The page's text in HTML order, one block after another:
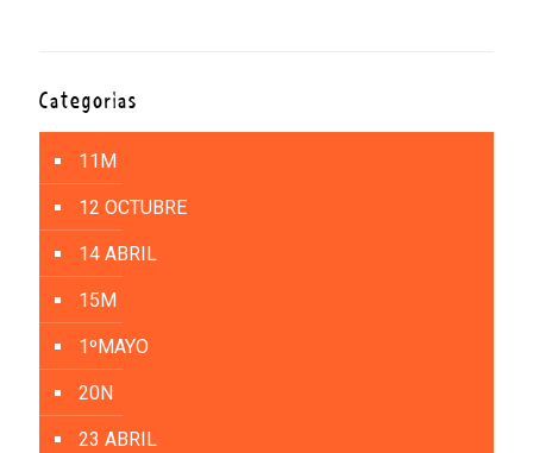
Categorías
11M
12 OCTUBRE
14 ABRIL
15M
1ºMAYO
20N
23 ABRIL